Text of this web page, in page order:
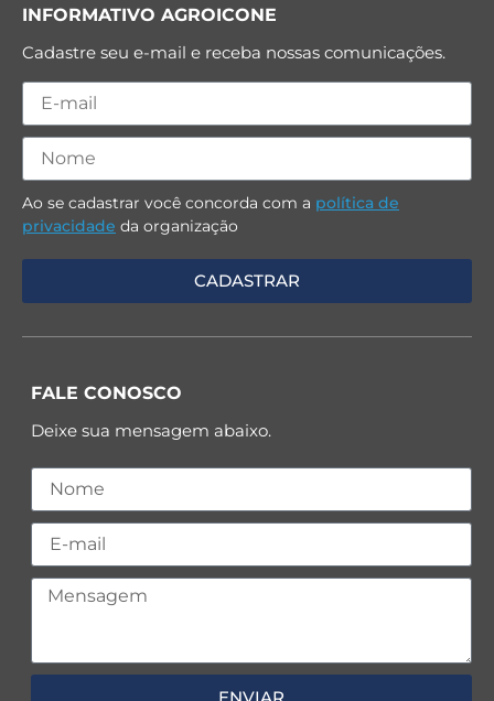
INFORMATIVO AGROICONE
Cadastre seu e-mail e receba nossas comunicações.
Ao se cadastrar você concorda com a política de
privacidade da organização
FALE CONOSCO
Deixe sua mensagem abaixo.
ENVIAR